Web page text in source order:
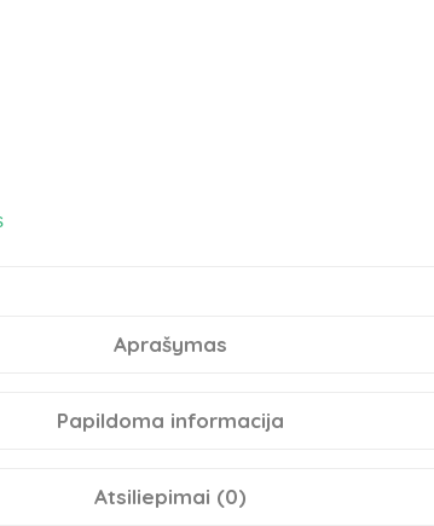
Aprašymas
Papildoma informacija
Atsiliepimai (0)